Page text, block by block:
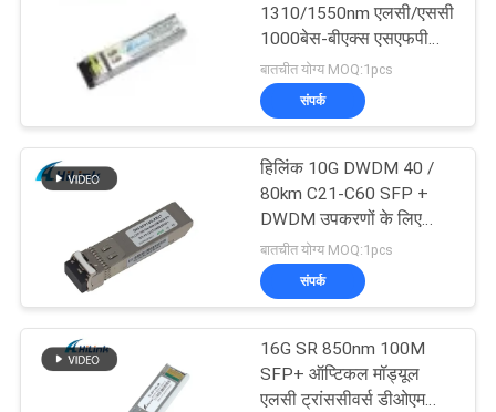
कारखाने
गुणवत्ता
नियंत्रण
1310/1550nm एलसी/एससी
1000बेस-बीएक्स एसएफपी
ऑप्टिकल मॉड्यूल ट्रांससीवर
बातचीत योग्य MOQ:1pcs
संपर्क
हिलिंक 10G DWDM 40 /
80km C21-C60 SFP +
DWDM उपकरणों के लिए
ऑप्टिकल मॉड्यूल
बातचीत योग्य MOQ:1pcs
संपर्क
16G SR 850nm 100M
SFP+ ऑप्टिकल मॉड्यूल
एलसी ट्रांससीवर्स डीओएम